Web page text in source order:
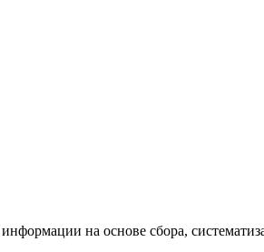
на основе сбора,